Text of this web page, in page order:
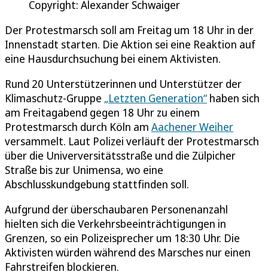
Copyright: Alexander Schwaiger
Der Protestmarsch soll am Freitag um 18 Uhr in der
Innenstadt starten. Die Aktion sei eine Reaktion auf
eine Hausdurchsuchung bei einem Aktivisten.
Rund 20 Unterstützerinnen und Unterstützer der
Klimaschutz-Gruppe „Letzten Generation“ haben sich
am Freitagabend gegen 18 Uhr zu einem
Protestmarsch durch Köln am Aachener Weiher
versammelt. Laut Polizei verläuft der Protestmarsch
über die Univerversitätsstraße und die Zülpicher
Straße bis zur Unimensa, wo eine
Abschlusskundgebung stattfinden soll.
Aufgrund der überschaubaren Personenanzahl
hielten sich die Verkehrsbeeinträchtigungen in
Grenzen, so ein Polizeisprecher um 18:30 Uhr. Die
Aktivisten würden während des Marsches nur einen
Fahrstreifen blockieren.